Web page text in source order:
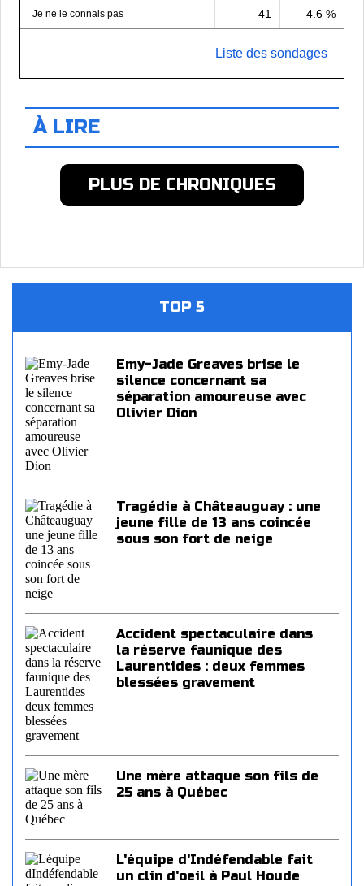
Je ne le connais pas 41 4.6 %
Liste des sondages
À LIRE
PLUS DE CHRONIQUES
TOP 5
Emy-Jade Greaves brise le
silence concernant sa
séparation amoureuse avec
Olivier Dion
Tragédie à Châteauguay : une
jeune fille de 13 ans coincée
sous son fort de neige
Accident spectaculaire dans
la réserve faunique des
Laurentides : deux femmes
blessées gravement
Une mère attaque son fils de
25 ans à Québec
L'équipe d'Indéfendable fait
un clin d'oeil à Paul Houde